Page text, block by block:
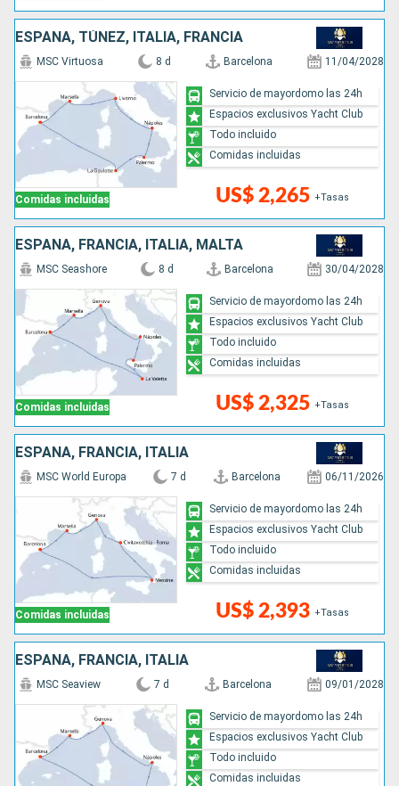
ESPAÑA, TÚNEZ, ITALIA, FRANCIA
Comidas incluidas
MSC Virtuosa 8 d Barcelona 11/04/2028
US$ 2,265 +Tasas
Servicio de mayordomo las 24h
Espacios exclusivos Yacht Club
Todo incluido
Comidas incluidas
ESPAÑA, FRANCIA, ITALIA, MALTA
Comidas incluidas
MSC Seashore 8 d Barcelona 30/04/2028
US$ 2,325 +Tasas
Servicio de mayordomo las 24h
Espacios exclusivos Yacht Club
Todo incluido
Comidas incluidas
ESPAÑA, FRANCIA, ITALIA
Comidas incluidas
MSC World Europa 7 d Barcelona 06/11/2026
US$ 2,393 +Tasas
Servicio de mayordomo las 24h
Espacios exclusivos Yacht Club
Todo incluido
Comidas incluidas
ESPAÑA, FRANCIA, ITALIA
MSC Seaview 7 d Barcelona 09/01/2028
Servicio de mayordomo las 24h
Espacios exclusivos Yacht Club
Todo incluido
Comidas incluidas